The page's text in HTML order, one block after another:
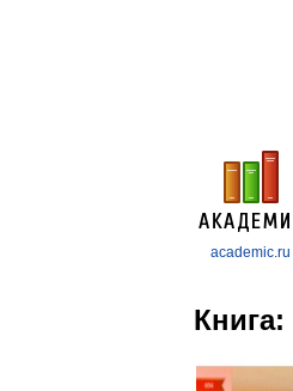
academic.ru
Книга: